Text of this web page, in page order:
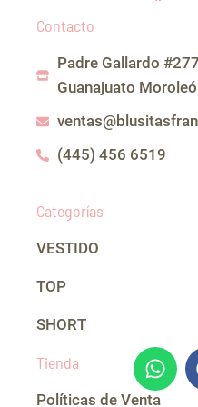
W
h
a
o
o
k
Contacto
Padre Gallardo
Guanajuato
(445) 456 6519
Categorías
VESTIDO
TOP
SHORT
Tienda
Políticas de Venta